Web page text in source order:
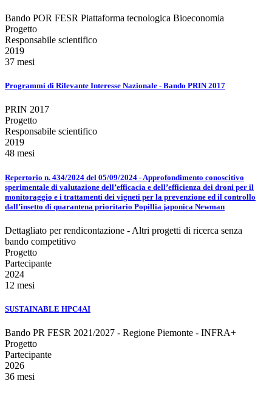
Bando POR FESR Piattaforma tecnologica Bioeconomia
Progetto
Responsabile scientifico
2019
37 mesi
Programmi di Rilevante Interesse Nazionale - Bando PRIN 2017
PRIN 2017
Progetto
Responsabile scientifico
2019
48 mesi
Repertorio n. 434/2024 del 05/09/2024 - Approfondimento conoscitivo
sperimentale di valutazione dell’efficacia e dell’efficienza dei droni per il
monitoraggio e i trattamenti dei vigneti per la prevenzione ed il controllo
dall’insetto di quarantena prioritario Popillia japonica Newman
Dettagliato per rendicontazione - Altri progetti di ricerca senza
bando competitivo
Progetto
Partecipante
2024
12 mesi
SUSTAINABLE HPC4AI
Bando PR FESR 2021/2027 - Regione Piemonte - INFRA+
Progetto
Partecipante
2026
36 mesi